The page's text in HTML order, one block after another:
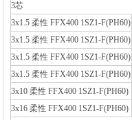
3芯
3x1.5 柔性 FFX400 1SZ1-F(PH60)
3x1.5 柔性 FFX400 1SZ1-F(PH60)
3x1.5 柔性 FFX400 1SZ1-F(PH60)
3x1.5 柔性 FFX400 1SZ1-F(PH60)
3x10 柔性 FFX400 1SZ1-F(PH60)
3x16 柔性 FFX400 1SZ1-F(PH60)